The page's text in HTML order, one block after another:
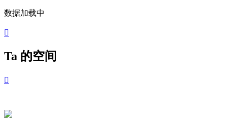
数据加载中

Ta 的空间
